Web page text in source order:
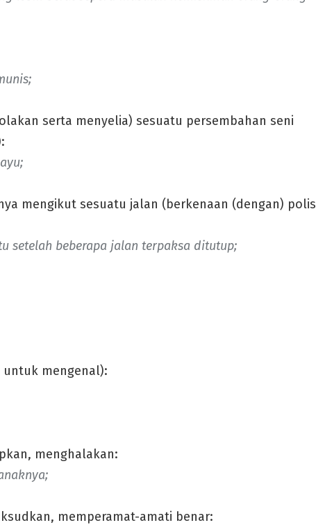
serta menyelia) sesuatu persembahan seni
mengikut sesuatu jalan (berkenaan (dengan) polis
setelah beberapa jalan terpaksa ditutup;
mengenal):
menghalakan:
memperamat-amati benar: